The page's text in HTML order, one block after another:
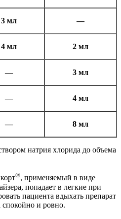
3 мл —
4 мл 2 мл
— 3 мл
— 4 мл
— 8 мл
натрия хлорида до объема
®, применяемый в виде
попадает в легкие при
пациента вдыхать препарат
спокойно и ровно.